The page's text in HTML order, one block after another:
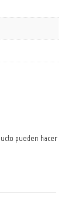
pueden hacer